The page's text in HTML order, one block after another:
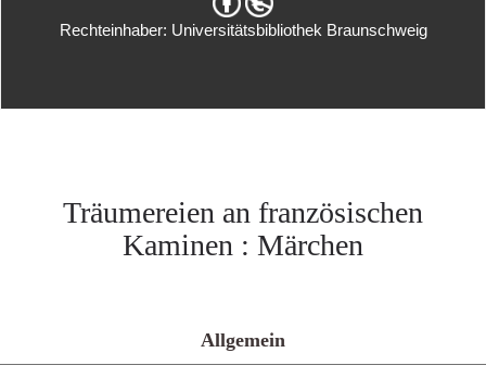
Rechteinhaber: Universitätsbibliothek Braunschweig
Träumereien an französischen
Kaminen : Märchen
Allgemein